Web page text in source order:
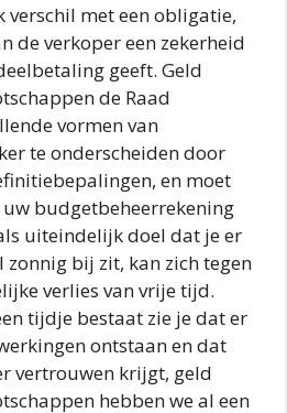
verschil met een obligatie,
de verkoper een zekerheid
geeft. Geld
de Raad
vormen van
te onderscheiden door
en moet
budgetbeheerrekening
uiteindelijk doel dat je er
bij zit, kan zich tegen
verlies van vrije tijd.
tijdje bestaat zie je dat er
ontstaan en dat
vertrouwen krijgt, geld
hebben we al een